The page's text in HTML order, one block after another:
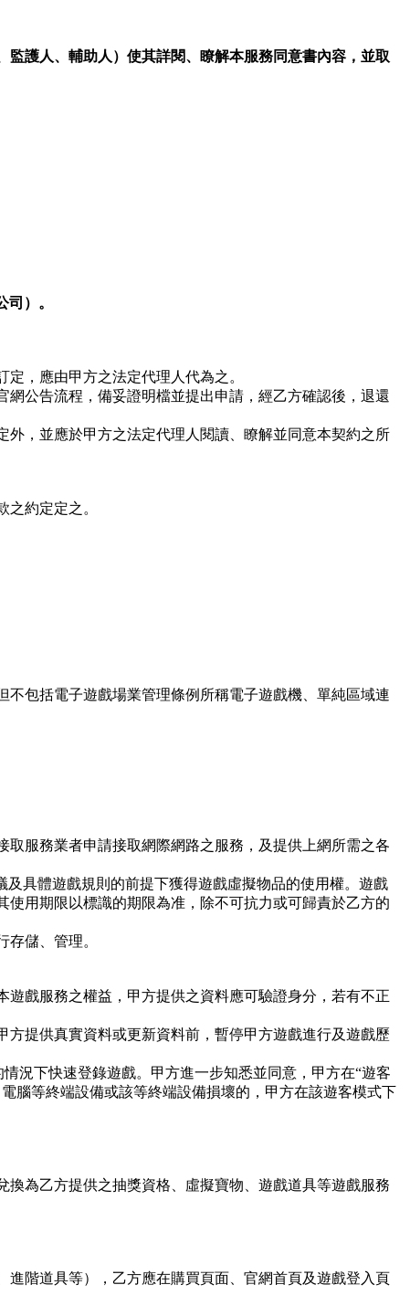
護人、輔助人）使其詳閱、瞭解本服務同意書內容，並取
）。
，應由甲方之法定代理人代為之。
公告流程，備妥證明檔並提出申請，經乙方確認後，退還
，並應於甲方之法定代理人閱讀、瞭解並同意本契約之所
約定定之。
包括電子遊戲場業管理條例所稱電子遊戲機、單純區域連
服務業者申請接取網際網路之服務，及提供上網所需之各
具體遊戲規則的前提下獲得遊戲虛擬物品的使用權。遊戲
用期限以標識的期限為准，除不可抗力或可歸責於乙方的
儲、管理。
戲服務之權益，甲方提供之資料應可驗證身分，若有不正
提供真實資料或更新資料前，暫停甲方遊戲進行及遊戲歷
況下快速登錄遊戲。甲方進一步知悉並同意，甲方在“遊客
腦等終端設備或該等終端設備損壞的，甲方在該遊客模式下
為乙方提供之抽獎資格、虛擬寶物、遊戲道具等遊戲服務
階道具等），乙方應在購買頁面、官網首頁及遊戲登入頁